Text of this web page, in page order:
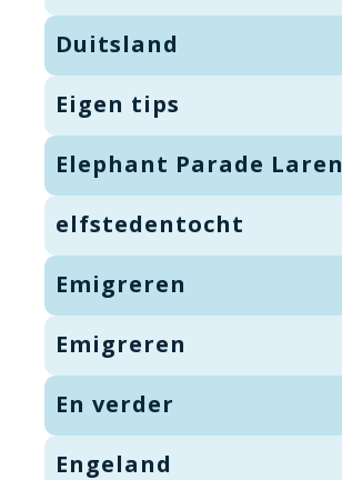
Duitsland
Eigen tips
Elephant Parade Laren
elfstedentocht
Emigreren
Emigreren
En verder
Engeland